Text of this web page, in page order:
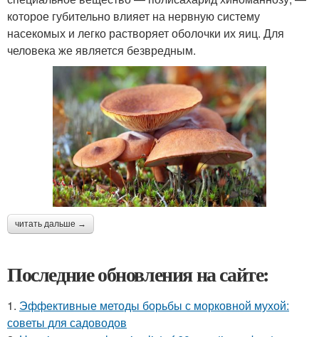
которое губительно влияет на нервную систему
насекомых и легко растворяет оболочки их яиц. Для
человека же является безвредным.
читать дальше →
Последние обновления на сайте:
1. Эффективные методы борьбы с морковной мухой:
советы для садоводов